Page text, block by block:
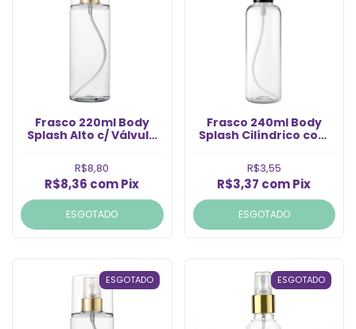
Frasco 220ml Body
Splash Alto c/ Válvula
R$8,80
R$8,36 comPix
ESGOTADO
Frasco 240ml Body
Splash Cilíndrico com
(Un)
R$3,55
R$3,37 comPix
ESGOTADO
ESGOTADO ESGOTADO